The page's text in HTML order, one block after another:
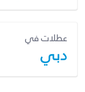
عطلات في
دبي